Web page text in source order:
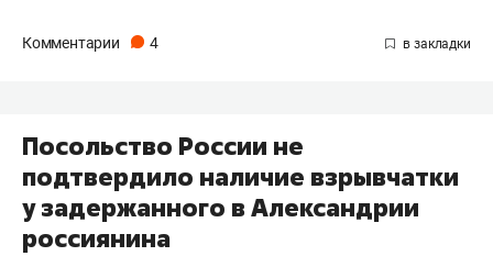
Комментарии 4
Посольство России не
подтвердило наличие взрывчатки
у задержанного в Александрии
россиянина